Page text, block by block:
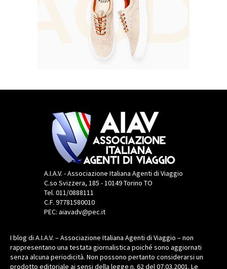
A.I.A.V. - Associazione Italiana Agenti di Viaggio
C.so Svizzera, 185 - 10149 Torino TO
Tel. 011/0888111
C.F. 97781580010
PEC: aiavadv@pec.it
I blog di A.I.A.V. – Associazione Italiana Agenti di Viaggio – non
rappresentano una testata giornalistica poiché sono aggiornati
senza alcuna periodicità. Non possono pertanto considerarsi un
prodotto editoriale ai sensi della legge n. 62 del 07.03.2001. Le